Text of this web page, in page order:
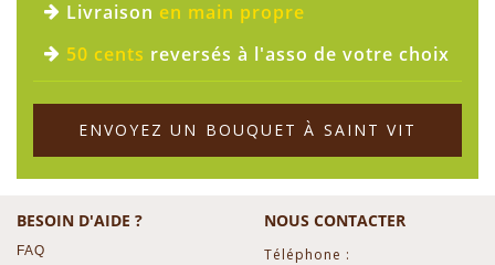
Livraison en main propre
50 cents reversés à l'asso de votre choix
ENVOYEZ UN BOUQUET À SAINT VIT
BESOIN D'AIDE ?
FAQ
NOUS CONTACTER
Téléphone :